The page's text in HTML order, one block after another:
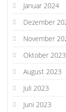
Januar 2024
Dezember
November
Oktober 2023
August 2023
Juli 2023
Juni 2023